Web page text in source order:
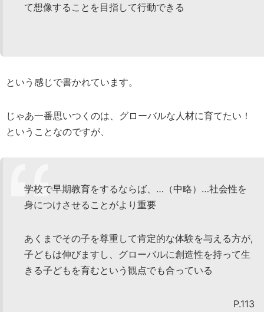
て想像することを目指して行動できる
という感じで書かれています。
じゃあ一番思いつくのは、グローバルな人材に育てたい！
ということなのですが、
学校で早期教育をするならば、…（中略）…社会性を
身につけさせることがより重要
あくまでその子を尊重して肯定的な体験を与える方が,
子どもは伸びますし、グローバルに創造性を持って生
きる子どもを育むという観点でも合っている
P.113